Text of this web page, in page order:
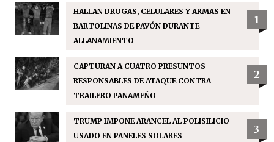
HALLAN DROGAS, CELULARES Y ARMAS EN
BARTOLINAS DE PAVÓN DURANTE
ALLANAMIENTO
1
CAPTURAN A CUATRO PRESUNTOS
RESPONSABLES DE ATAQUE CONTRA
TRAILERO PANAMEÑO
2
TRUMP IMPONE ARANCEL AL POLISILICIO
USADO EN PANELES SOLARES
3